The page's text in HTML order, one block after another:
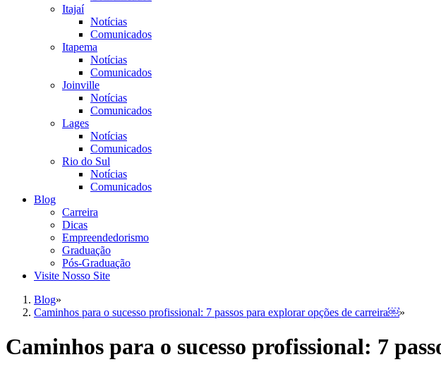
Itajaí
Notícias
Comunicados
Itapema
Notícias
Comunicados
Joinville
Notícias
Comunicados
Lages
Notícias
Comunicados
Rio do Sul
Notícias
Comunicados
Blog
Carreira
Dicas
Empreendedorismo
Graduação
Pós-Graduação
Visite Nosso Site
Blog»
Caminhos para o sucesso profissional: 7 passos para explorar opções de carreira￼»
Caminhos para o sucesso profissional: 7